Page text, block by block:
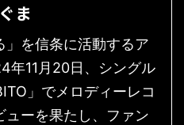
ま
」を信条に活動するア
年11月20日、シングル
」でメロディーレコ
ューを果たし、ファン